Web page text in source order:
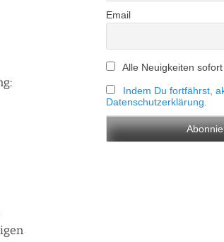
Email
Alle Neuigkeiten sofort
Indem Du fortfährst,
Datenschutzerklärung.